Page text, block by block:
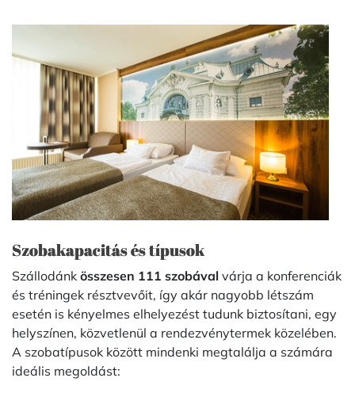
Szobakapacitás és típusok
Szállodánk összesen 111 szobával várja a konferenciák
és tréningek résztvevőit, így akár nagyobb létszám
esetén is kényelmes elhelyezést tudunk biztosítani, egy
helyszínen, közvetlenül a rendezvénytermek közelében.
A szobatípusok között mindenki megtalálja a számára
ideális megoldást: